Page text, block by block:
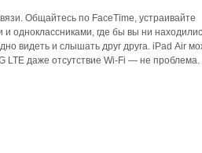
Общайтесь по FaceTime, устраивайте
однокласс­никами, где бы вы ни
видеть и слышать друг друга. iPad Air
LTE даже отсутствие Wi‑Fi — не проблема.